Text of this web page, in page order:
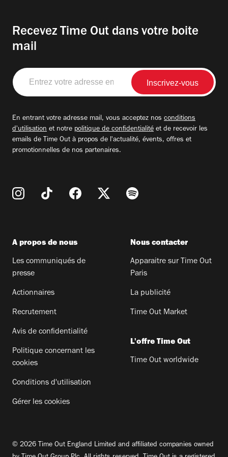
Recevez Time Out dans votre boite
mail
Entrez
votre
adresse
En entrant votre adresse mail, vous acceptez nos conditions
d'utilisation et notre politique de confidentialité et de recevoir les
emails de Time Out à propos de l'actualité, évents, offres et
promotionnelles de nos partenaires.
A propos de nous
Les communiqués de
presse
Actionnaires
Recrutement
Avis de confidentialité
Politique concernant les
cookies
Conditions d'utilisation
Gérer les cookies
Nous contacter
Apparaitre sur Time Out
Paris
La publicité
Time Out Market
L'offre Time Out
Time Out worldwide
© 2026 Time Out England Limited and affiliated companies owned